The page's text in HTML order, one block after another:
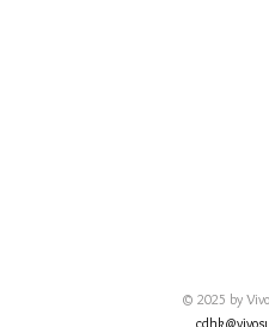
© 2025 by